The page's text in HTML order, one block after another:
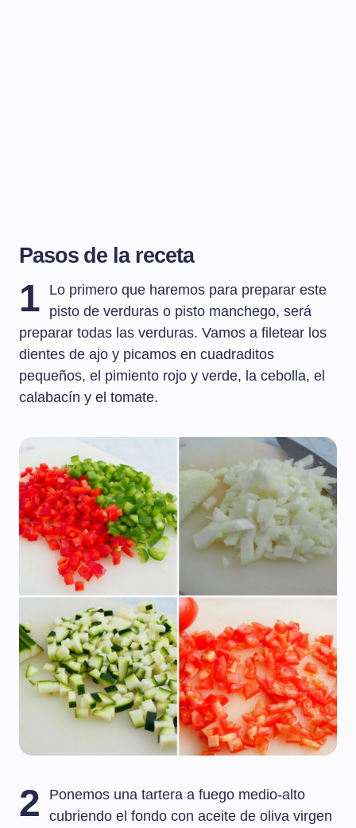
Pasos de la receta
1
Lo primero que haremos para preparar este
pisto de verduras o pisto manchego, será
preparar todas las verduras. Vamos a filetear los
dientes de ajo y picamos en cuadraditos
pequeños, el pimiento rojo y verde, la cebolla, el
calabacín y el tomate.
2
Ponemos una tartera a fuego medio-alto
cubriendo el fondo con aceite de oliva virgen